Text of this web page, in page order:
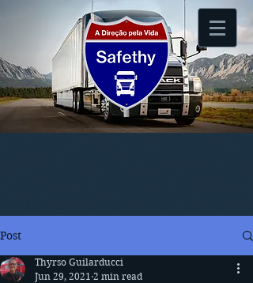
Post
Thyrso Guilarducci
Jun 29, 2021 2 min read